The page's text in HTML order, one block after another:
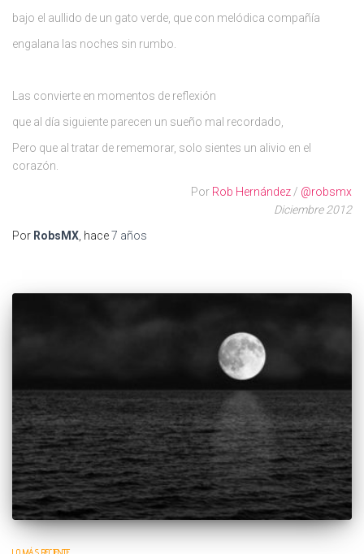
bajo el aullido de un gato verde, que con melódica compañía
engalana las noches sin rumbo.
Las convierte en momentos de reflexión
que al día siguiente parecen un sueño mal recordado,
Pero que al tratar de rememorar, solo sientes un alivio en el
corazón.
Por Rob Hernández/ @robsmx
Diciembre 2012
Por RobsMX, hace7 años